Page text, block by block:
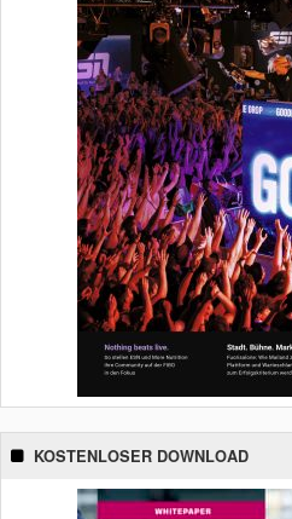
KOSTENLOSER DOWNLOAD